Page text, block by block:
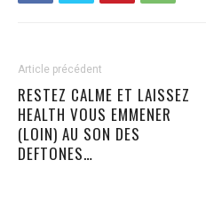
Article précédent
RESTEZ CALME ET LAISSEZ
HEALTH VOUS EMMENER
(LOIN) AU SON DES
DEFTONES…